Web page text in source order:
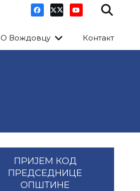
О Вождовцу Контакт
ПРИЈЕМ КОД
ПРЕДСЕДНИЦЕ
ОПШТИНЕ